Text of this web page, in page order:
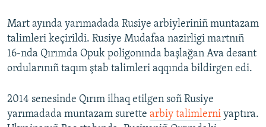
Mart ayında yarımadada Rusiye arbiyleriniñ muntazam
talimleri keçirildi. Rusiye Mudafaa nazirligi martnıñ
16-nda Qırımda Opuk poligonında başlağan Ava desant
ordularınıñ taqım ştab talimleri aqqında bildirgen edi.
2014 senesinde Qırım ilhaq etilgen soñ Rusiye
yarımadada muntazam surette arbiy talimlerni yaptıra.